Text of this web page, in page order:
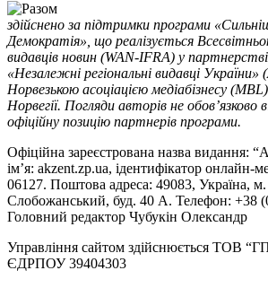
здійснено за підтримки програми
Демократія», що реалізується
видавців новин (WAN-IFRA) у
«Незалежні регіональні видавці
Норвезькою асоціацією медіабізнесу
Норвегії. Погляди авторів не
офіційну позицію партнерів програми.
Офіційна зареєстрована назва видання:
ім’я: akzent.zp.ua, ідентифікатор онлайн-
06127. Поштова адреса: 49083, Україна,
Слобожанський, буд. 40 А. Телефон: +38
Головний редактор Чубукін Олександр
Управління сайтом здійснюється ТОВ
ЄДРПОУ 39404303